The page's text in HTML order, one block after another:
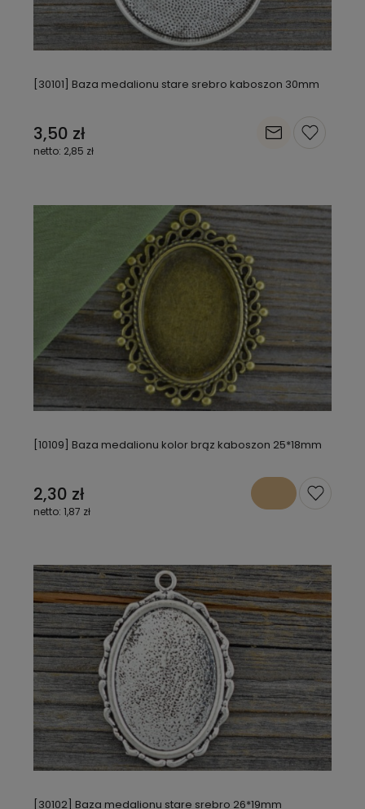
[30101] Baza medalionu stare srebro kaboszon 30mm
3,50 zł
2,85 zł
[10109] Baza medalionu kolor brąz kaboszon 25*18mm
2,30 zł
1,87 zł
[30102] Baza medalionu stare srebro 26*19mm